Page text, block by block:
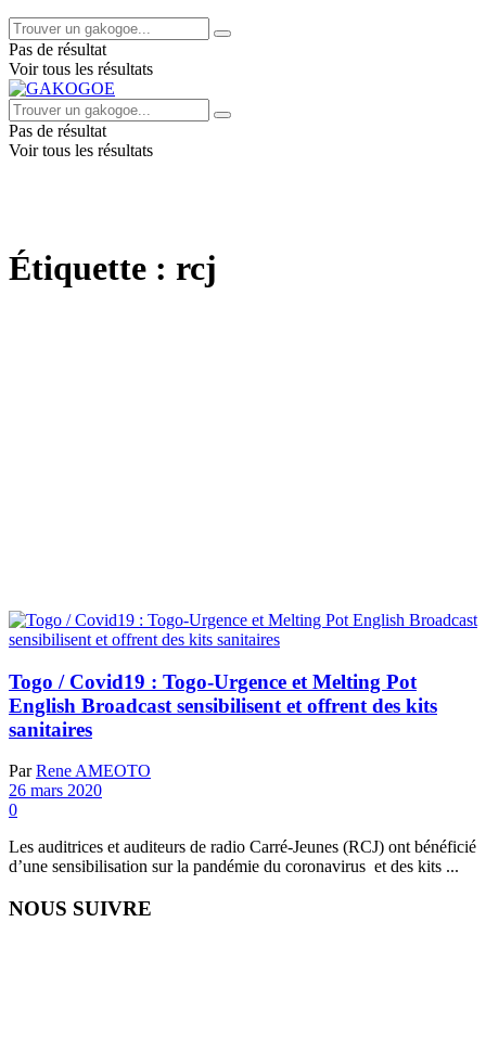
Pas de résultat
Voir tous les résultats
Pas de résultat
Voir tous les résultats
Étiquette : rcj
Togo / Covid19 : Togo-Urgence et Melting Pot
English Broadcast sensibilisent et offrent des kits
sanitaires
Par Rene AMEOTO
26 mars 2020
0
Les auditrices et auditeurs de radio Carré-Jeunes (RCJ) ont bénéficié
d’une sensibilisation sur la pandémie du coronavirus et des kits ...
NOUS SUIVRE